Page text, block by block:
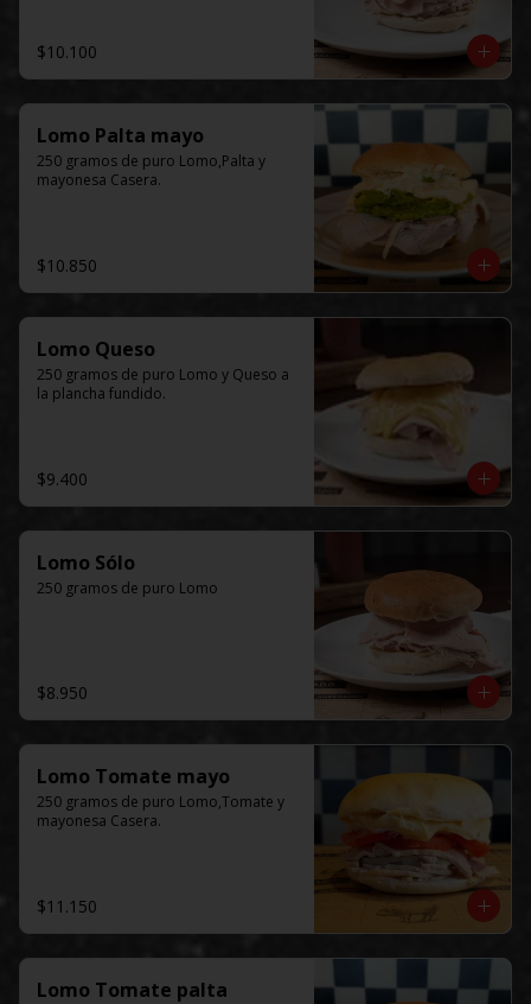
$10.100
Lomo Palta mayo
250 gramos de puro Lomo,Palta y
mayonesa Casera.
$10.850
Lomo Queso
250 gramos de puro Lomo y Queso a
la plancha fundido.
$9.400
Lomo Sólo
250 gramos de puro Lomo
$8.950
Lomo Tomate mayo
250 gramos de puro Lomo,Tomate y
mayonesa Casera.
$11.150
Lomo Tomate palta